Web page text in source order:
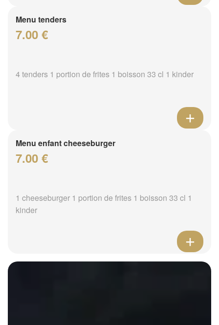
Menu tenders
7.00 €
4 tenders 1 portion de frites 1 boisson 33 cl 1 kinder
Menu enfant cheeseburger
7.00 €
1 cheeseburger 1 portion de frites 1 boisson 33 cl 1
kinder